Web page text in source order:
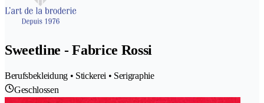
Sweetline - Fabrice Rossi
Berufsbekleidung • Stickerei • Serigraphie
Geschlossen